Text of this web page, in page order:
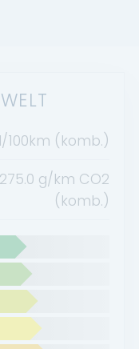
l/100km (komb.)
275.0 g/km CO2
(komb.)